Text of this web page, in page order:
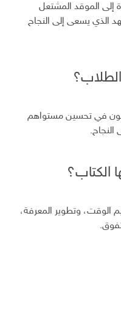
إلى الموقد المشتعل
الذي يسعى إلى النجاح
في تحسين مستواهم
الكتاب؟
الوقت، وتطوير المعرفة،